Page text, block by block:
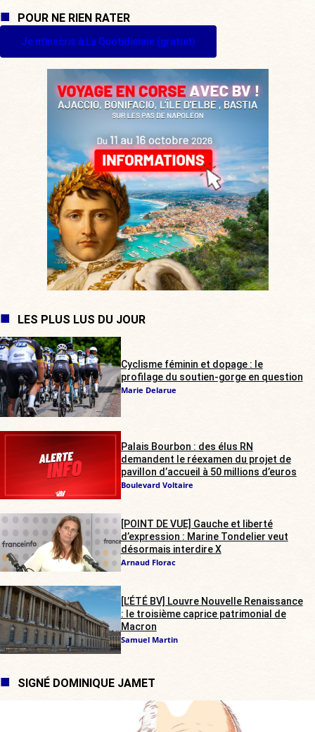
POUR NE RIEN RATER
Je m'inscris à La Quotidienne (gratuit)
LES PLUS LUS DU JOUR
Cyclisme féminin et dopage : le
profilage du soutien-gorge en question
Marie Delarue
Palais Bourbon : des élus RN
demandent le réexamen du projet de
pavillon d’accueil à 50 millions d’euros
Boulevard Voltaire
[POINT DE VUE] Gauche et liberté
d’expression : Marine Tondelier veut
désormais interdire X
Arnaud Florac
[L’ÉTÉ BV] Louvre Nouvelle Renaissance
: le troisième caprice patrimonial de
Macron
Samuel Martin
SIGNÉ DOMINIQUE JAMET